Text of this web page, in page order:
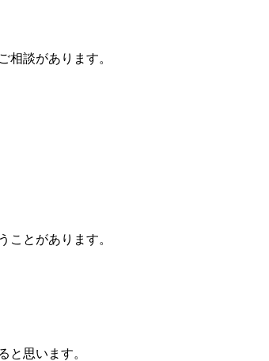
相談があります。
ことがあります。
と思います。